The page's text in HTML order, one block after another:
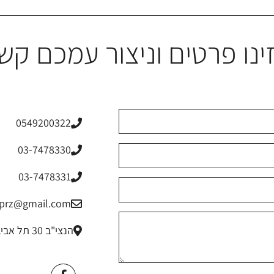
פרטים וניצור עמכם
0549200322
03-7478330
03-7478331
הנצי"ב 30 תל אביב